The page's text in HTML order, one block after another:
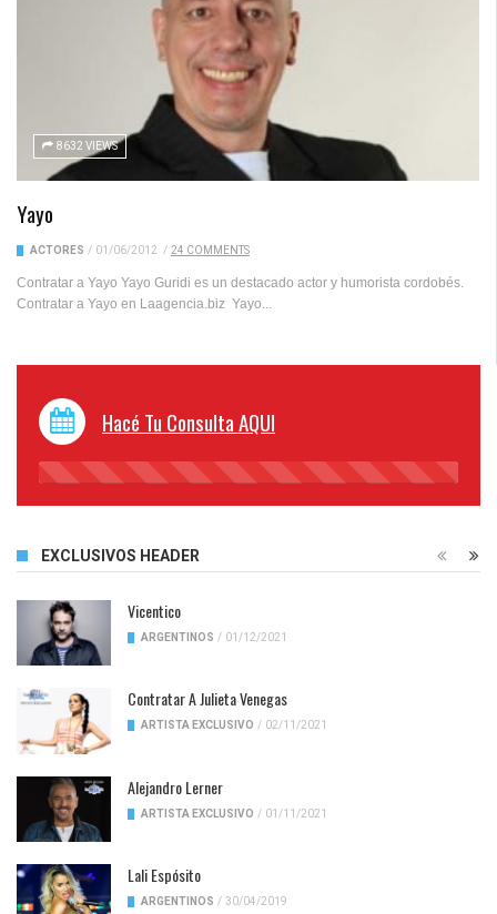
8632 VIEWS
Yayo
ACTORES / 01/06/2012 / 24 COMMENTS
‪Contratar a Yayo Yayo Guridi es un destacado actor y humorista cordobés.
Contratar a Yayo en Laagencia.biz Yayo...
Hacé Tu Consulta AQUI
45%
EXCLUSIVOS HEADER
Vicentico
ARGENTINOS / 01/12/2021
Contratar A Julieta Venegas
ARTISTA EXCLUSIVO / 02/11/2021
Alejandro Lerner
ARTISTA EXCLUSIVO / 01/11/2021
Lali Espósito
ARGENTINOS / 30/04/2019